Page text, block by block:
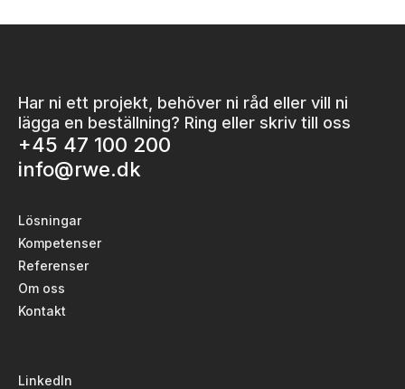
Har ni ett projekt, behöver ni råd eller vill ni
lägga en beställning? Ring eller skriv till oss
+45 47 100 200
info@rwe.dk
Lösningar
Kompetenser
Referenser
Om oss
Kontakt
LinkedIn